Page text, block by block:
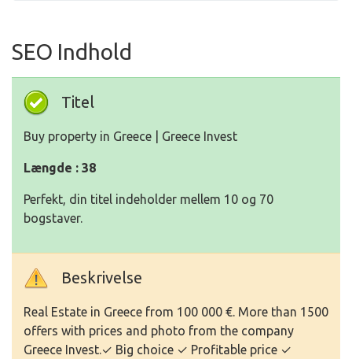
SEO Indhold
Titel
Buy property in Greece | Greece Invest
Længde : 38
Perfekt, din titel indeholder mellem 10 og 70
bogstaver.
Beskrivelse
Real Estate in Greece from 100 000 €. More than 1500
offers with prices and photo from the company
Greece Invest.✓ Big choice ✓ Profitable price ✓